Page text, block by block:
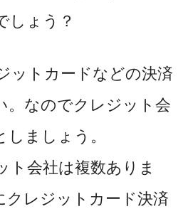
しょう？
ットカードなどの決済
。なのでクレジット会
ましょう。
ト会社は複数ありま
クレジットカード決済